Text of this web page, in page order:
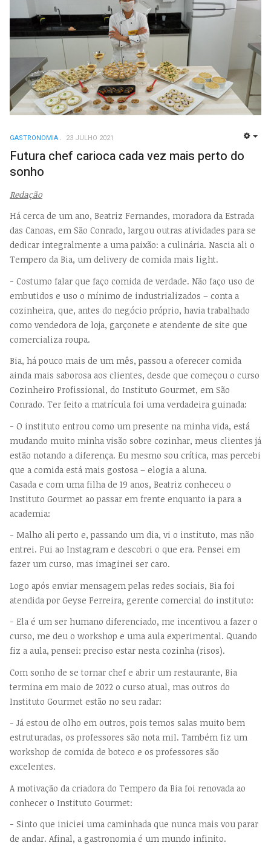
GASTRONOMIA 23 JULHO 2021
Futura chef carioca cada vez mais perto do
sonho
Redação
Há cerca de um ano, Beatriz Fernandes, moradora da Estrada
das Canoas, em São Conrado, largou outras atividades para se
dedicar integralmente a uma paixão: a culinária. Nascia ali o
Tempero da Bia, um delivery de comida mais light.
- Costumo falar que faço comida de verdade. Não faço uso de
embutidos e uso o mínimo de industrializados – conta a
cozinheira, que, antes do negócio próprio, havia trabalhado
como vendedora de loja, garçonete e atendente de site que
comercializa roupa.
Bia, há pouco mais de um mês, passou a oferecer comida
ainda mais saborosa aos clientes, desde que começou o curso
Cozinheiro Profissional, do Instituto Gourmet, em São
Conrado. Ter feito a matrícula foi uma verdadeira guinada:
- O instituto entrou como um presente na minha vida, está
mudando muito minha visão sobre cozinhar, meus clientes já
estão notando a diferença. Eu mesmo sou crítica, mas percebi
que a comida está mais gostosa – elogia a aluna.
Casada e com uma filha de 19 anos, Beatriz conheceu o
Instituto Gourmet ao passar em frente enquanto ia para a
academia:
- Malho ali perto e, passando um dia, vi o instituto, mas não
entrei. Fui ao Instagram e descobri o que era. Pensei em
fazer um curso, mas imaginei ser caro.
Logo após enviar mensagem pelas redes sociais, Bia foi
atendida por Geyse Ferreira, gerente comercial do instituto:
- Ela é um ser humano diferenciado, me incentivou a fazer o
curso, me deu o workshop e uma aula experimental. Quando
fiz a aula, pensei: preciso estar nesta cozinha (risos).
Com sonho de se tornar chef e abrir um restaurante, Bia
termina em maio de 2022 o curso atual, mas outros do
Instituto Gourmet estão no seu radar:
- Já estou de olho em outros, pois temos salas muito bem
estruturadas, os professores são nota mil. Também fiz um
workshop de comida de boteco e os professores são
excelentes.
A motivação da criadora do Tempero da Bia foi renovada ao
conhecer o Instituto Gourmet:
- Sinto que iniciei uma caminhada que nunca mais vou parar
de andar. Afinal, a gastronomia é um mundo infinito.